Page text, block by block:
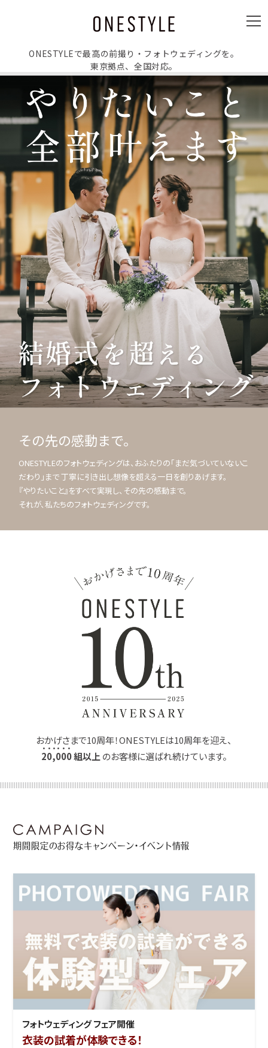
メ
ニ
ー
ONESTYLEで最高の前撮り・フォトウェディングを。
東京拠点、全国対応。
その先の感動まで。
ONESTYLEのフォトウェディングは、おふたりの「まだ気づいていないこ
だわり」まで 丁寧に引き出し想像を超える一日を創りあげます。
『やりたいこと』をすべて実現し、その先の感動まで。
それが、私たちのフォトウェディングです。
おかげさまで10周年！ONESTYLEは10周年を迎え、
20,000組以上 のお客様に選ばれ続けています。
期間限定のお得なキャンペーン・イベント情報
フォトウェディング フェア開催
衣装の試着が体験できる！